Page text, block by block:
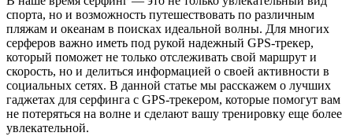
спорта, но и возможность путешествовать по различным
пляжам и океанам в поисках идеальной волны. Для многих
серферов важно иметь под рукой надежный GPS-трекер,
который поможет не только отслеживать свой маршрут и
скорость, но и делиться информацией о своей активности в
социальных сетях. В данной статье мы расскажем о лучших
гаджетах для серфинга с GPS-трекером, которые помогут вам
не потеряться на волне и сделают вашу тренировку еще более
увлекательной.